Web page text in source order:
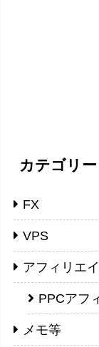
カテゴリー
FX
VPS
アフィリエ
PPCアフ
メモ等